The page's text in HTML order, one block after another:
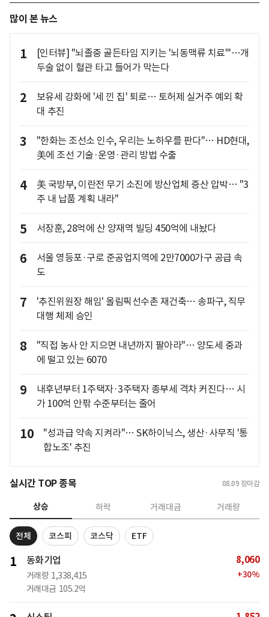
많이 본 뉴스
1
[인터뷰] "뇌졸중 골든타임 지키는 '뇌동맥류 치료'"…개
두술 없이 혈관 타고 들어가 막는다
2
보유세 강화에 '세 낀 집' 퇴로… 토허제 실거주 예외 확
대 추진
3
"한화는 조선소 인수, 우리는 노하우를 판다"… HD현대,
美에 조선 기술·운영·관리 방법 수출
4
美 국방부, 이란전 무기 소진에 방산업체 증산 압박… "3
주 내 납품 계획 내라"
5 서장훈, 28억에 산 양재역 빌딩 450억에 내놨다
6
서울 영등포·구로 준공업지역에 2만7000가구 공급 속
도
7
'추진위원장 해임' 올림픽선수촌 재건축… 송파구, 직무
대행 체제 승인
8
"직접 농사 안 지으면 내년까지 팔아라"… 양도세 중과
에 떨고 있는 6070
9
내후년부터 1주택자·3주택자 종부세 격차 커진다… 시
가 100억 안팎 수준부터는 줄어
10
"성과급 약속 지켜라"… SK하이닉스, 생산·사무직 '통
합노조' 추진
실시간 TOP 종목 08.09 장마감
상승 하락 거래대금 거래량
전체 코스피 코스닥 ETF
1 동화기업
거래량 1,338,415
거래대금 105.2억
8,060
+30%